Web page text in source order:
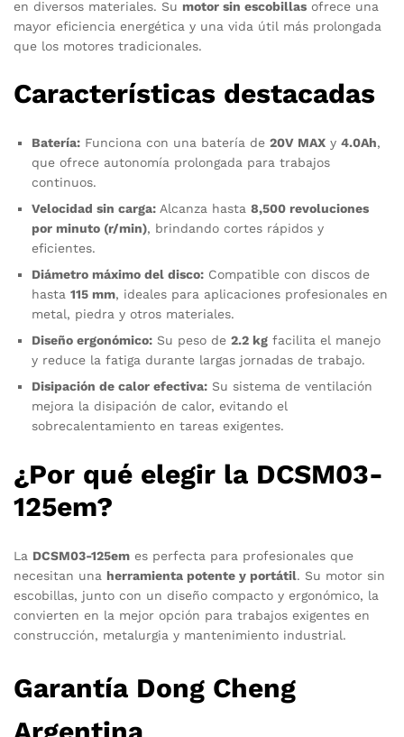
en diversos materiales. Su motor sin escobillas ofrece una
mayor eficiencia energética y una vida útil más prolongada
que los motores tradicionales.
Características destacadas
Batería: Funciona con una batería de 20V MAX y 4.0Ah,
que ofrece autonomía prolongada para trabajos
continuos.
Velocidad sin carga: Alcanza hasta 8,500 revoluciones
por minuto (r/min), brindando cortes rápidos y
eficientes.
Diámetro máximo del disco: Compatible con discos de
hasta 115 mm, ideales para aplicaciones profesionales en
metal, piedra y otros materiales.
Diseño ergonómico: Su peso de 2.2 kg facilita el manejo
y reduce la fatiga durante largas jornadas de trabajo.
Disipación de calor efectiva: Su sistema de ventilación
mejora la disipación de calor, evitando el
sobrecalentamiento en tareas exigentes.
¿Por qué elegir la DCSM03-
125em?
La DCSM03-125em es perfecta para profesionales que
necesitan una herramienta potente y portátil. Su motor sin
escobillas, junto con un diseño compacto y ergonómico, la
convierten en la mejor opción para trabajos exigentes en
construcción, metalurgia y mantenimiento industrial.
Garantía Dong Cheng